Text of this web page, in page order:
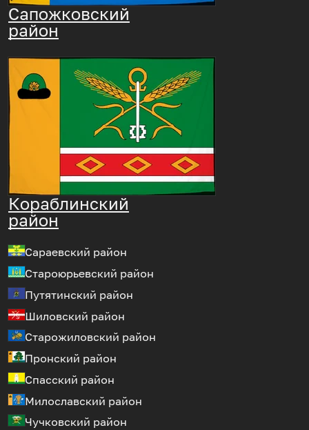
Сапожковский
район
Кораблинский
район
Сараевский район
Староюрьевский район
Путятинский район
Шиловский район
Старожиловский район
Пронский район
Спасский район
Милославский район
Чучковский район